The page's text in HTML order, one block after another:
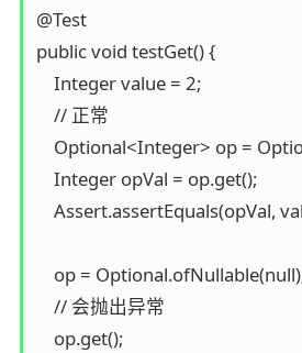
@Test
public void testGet() {
    Integer value = 2;
    // 正常
Optional<Integer> op =
    Integer opVal = op.get();
Assert.assertEquals(opVal,
op =
    // 会抛出异常
    op.get();